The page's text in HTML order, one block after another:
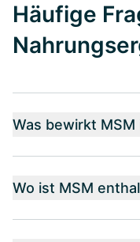
Häufige
Was bewirkt MSM
Wo ist MSM